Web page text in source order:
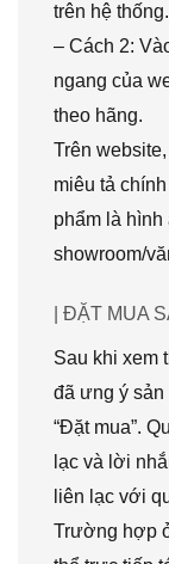
trên hệ thống.
– Cách 2:
ngang của
theo hãng.
Trên
miêu tả
phẩm là
showroom/
| ĐẶT MUA
Sau khi xem
đã ưng ý sản
“Đặt mua”.
lạc và lời
liên lạc với
Trường hợp